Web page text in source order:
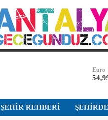
Dolar
Euro
Altın
Bist-
ŞEHİR REHBERİ